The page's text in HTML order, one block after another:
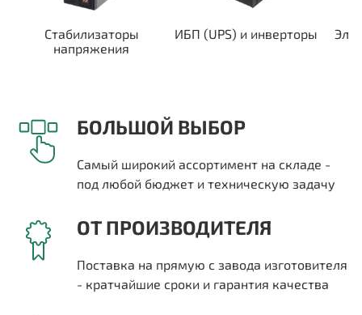
Стабилизаторы
напряжения
ИБП (UPS) и инверторы
БОЛЬШОЙ ВЫБОР
Самый широкий ассортимент на складе -
под любой бюджет и техническую задачу
ОТ ПРОИЗВОДИТЕЛЯ
Поставка на прямую с завода изготовителя
- кратчайшие сроки и гарантия качества